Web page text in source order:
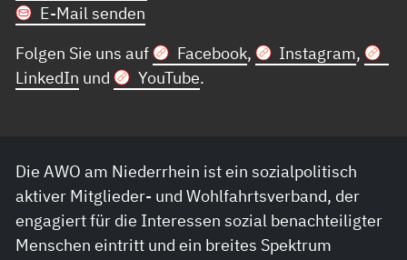
E-Mail senden
Folgen Sie uns auf
Facebook, Instagram,
LinkedIn und YouTube.
Die AWO am Niederrhein ist ein sozialpolitisch
aktiver Mitglieder- und Wohlfahrtsverband, der
engagiert für die Interessen sozial benachteiligter
Menschen eintritt und ein breites Spektrum